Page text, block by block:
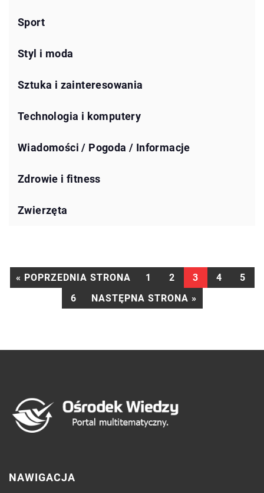
Sport
Styl i moda
Sztuka i zainteresowania
Technologia i komputery
Wiadomości / Pogoda / Informacje
Zdrowie i fitness
Zwierzęta
« POPRZEDNIA STRONA 1 2 3 4
5
6
NASTĘPNA STRONA »
NAWIGACJA